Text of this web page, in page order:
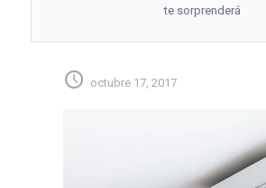
te sorprenderá
octubre 17, 2017